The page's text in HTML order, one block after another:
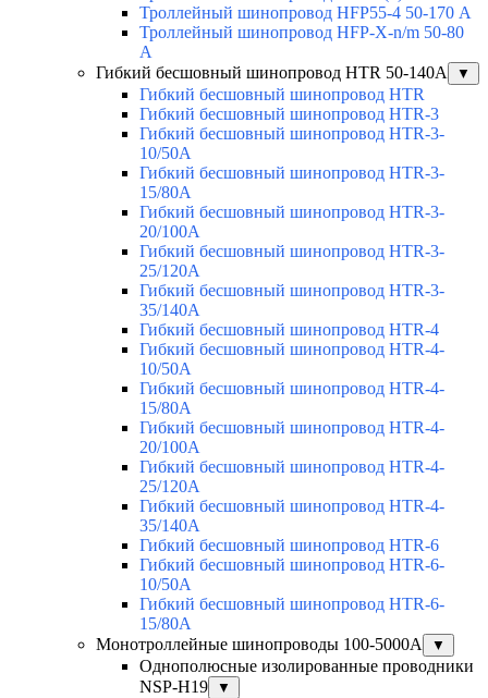
Троллейный шинопровод HFP55-4 50-170 А
Троллейный шинопровод HFP-X-n/m 50-80
A
Гибкий бесшовный шинопровод HTR 50-140А
▼
Гибкий бесшовный шинопровод HTR
Гибкий бесшовный шинопровод HTR-3
Гибкий бесшовный шинопровод HTR-3-
10/50A
Гибкий бесшовный шинопровод HTR-3-
15/80A
Гибкий бесшовный шинопровод HTR-3-
20/100A
Гибкий бесшовный шинопровод HTR-3-
25/120A
Гибкий бесшовный шинопровод HTR-3-
35/140A
Гибкий бесшовный шинопровод HTR-4
Гибкий бесшовный шинопровод HTR-4-
10/50A
Гибкий бесшовный шинопровод HTR-4-
15/80A
Гибкий бесшовный шинопровод HTR-4-
20/100A
Гибкий бесшовный шинопровод HTR-4-
25/120A
Гибкий бесшовный шинопровод HTR-4-
35/140A
Гибкий бесшовный шинопровод HTR-6
Гибкий бесшовный шинопровод HTR-6-
10/50A
Гибкий бесшовный шинопровод HTR-6-
15/80A
Монотроллейные шинопроводы 100-5000А
▼
Однополюсные изолированные проводники
NSP-H19
▼